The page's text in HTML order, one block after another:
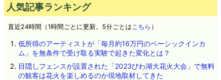
人気記事ランキング
直近24時間（1時間ごとに更新。5分ごとは こちら ）
低所得のアーティストが「毎月約16万円のベーシックインカ
ム」を無条件で受け取る実験で起きた変化とは？
目隠しフェンスが設置された「2023びわ湖大花火大会」で無料
の観客は花火を楽しめるのか現地取材してきた